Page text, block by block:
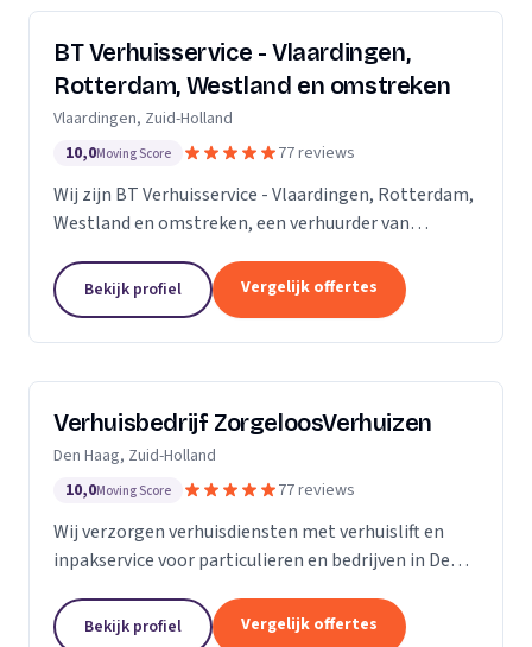
BT Verhuisservice - Vlaardingen,
Rotterdam, Westland en omstreken
Vlaardingen, Zuid-Holland
10,0Moving Score 77 reviews
Wij zijn BT Verhuisservice - Vlaardingen, Rotterdam,
Westland en omstreken, een verhuurder van
Zuid-Holland.
Bekijk profiel Vergelijk offertes
Verhuisbedrijf ZorgeloosVerhuizen
Den Haag, Zuid-Holland
10,0Moving Score 77 reviews
Wij verzorgen verhuisdiensten met verhuislift en
inpakservice voor particulieren en bedrijven in Den
Bekijk profiel Vergelijk offertes